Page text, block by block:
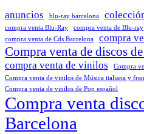
anuncios blu-ray barcelona
compra venta Blu-Ray compra venta de Blu-ray
compra venta de Cds Barcelona
compra
Compra venta de discos
compra venta de vinilos
Compra
Compra venta de vinilos de Música italiana y
Compra venta de vinilos de Pop español
Compra venta
Barcelona